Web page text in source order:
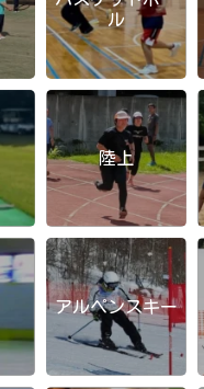
ル
陸上
アルペンスキー